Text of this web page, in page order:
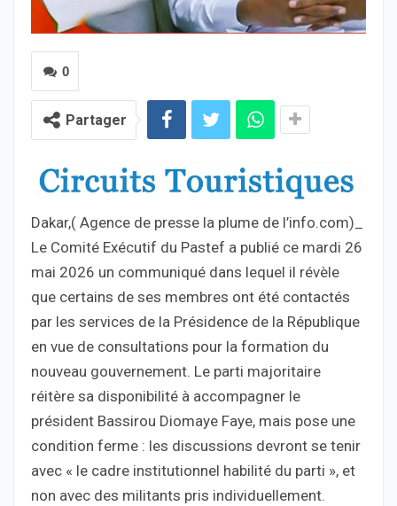
0
Partager
Dakar,( Agence de presse la plume de l’info.com)_
Le Comité Exécutif du Pastef a publié ce mardi 26
mai 2026 un communiqué dans lequel il révèle
que certains de ses membres ont été contactés
par les services de la Présidence de la République
en vue de consultations pour la formation du
nouveau gouvernement. Le parti majoritaire
réitère sa disponibilité à accompagner le
président Bassirou Diomaye Faye, mais pose une
condition ferme : les discussions devront se tenir
avec « le cadre institutionnel habilité du parti », et
non avec des militants pris individuellement.